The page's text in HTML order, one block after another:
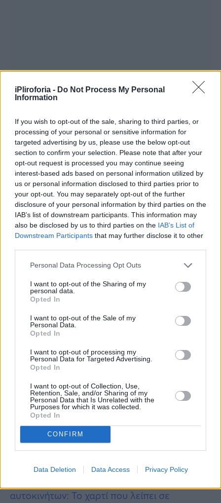
iPliroforia - Do Not Process My Personal
Information
If you wish to opt-out of the sale, sharing to third parties, or
processing of your personal or sensitive information for
targeted advertising by us, please use the below opt-out
section to confirm your selection. Please note that after your
opt-out request is processed you may continue seeing
interest-based ads based on personal information utilized by
us or personal information disclosed to third parties prior to
your opt-out. You may separately opt-out of the further
disclosure of your personal information by third parties on the
IAB’s list of downstream participants. This information may
also be disclosed by us to third parties on the IAB’s List of
Downstream Participants that may further disclose it to other
Personal Data Processing Opt Outs
I want to opt-out of the Sharing of my
personal data.
Opted In
I want to opt-out of the Sale of my
Personal Data.
Opted In
I want to opt-out of processing my
Personal Data for Targeted Advertising.
Opted In
I want to opt-out of Collection, Use,
Retention, Sale, and/or Sharing of my
Personal Data that Is Unrelated with the
Purposes for which it was collected.
Opted In
CONFIRM
Data Deletion Data Access Privacy Policy
«Παιδιά με συγχωρείτε. Ευχαριστώ που με
μου. Ντρέπομαι πάρα πολύ και ευχαριστώ
που μου στείλατε μηνύματα. Όταν μπαίνεις
στα φώτα δεν φαίνεται ότι διαφανίζει, δεν
είχα τέτοιο σκοπό. Ζητάω χίλια συγνώμη…
Μέσα δεν φαινόταν ότι διαφανίζει. Το είδαν
όλοι δυστυχώς…»,είπε μεταξύ άλλων η
Κατερίνα Καινούργιου.
Κατερίνα Καινούργιου: Το
απόσπασμα από την συγγνώμη
της παρουσιάστριας
Περισσότερες
Κατάθεση ψυχής από την Ξένια
Καλογεροπούλου: «Είχαμε περάσει άσχημα
αυτοκινήτων: Το χαρτί που λείπει σε